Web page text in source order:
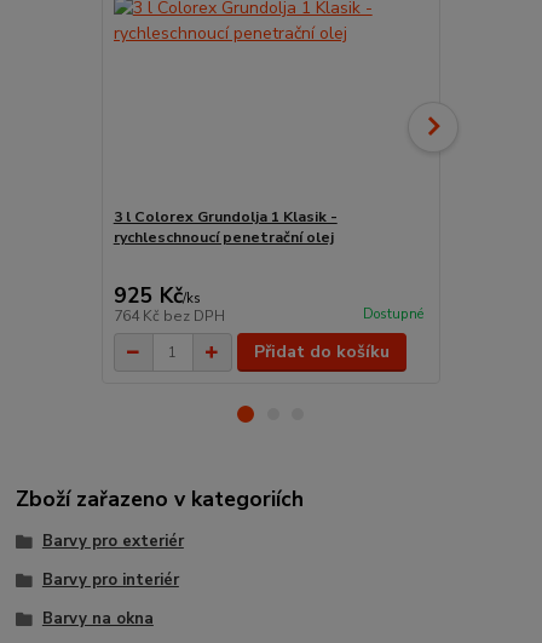
3 l Colorex Grundolja 1 Klasik -
rychleschnoucí penetrační olej
925 Kč/ks
764 Kč bez DPH Dostupné
Přidat do košíku
Zboží zařazeno v kategoriích
Barvy pro exteriér
Barvy pro interiér
Barvy na okna